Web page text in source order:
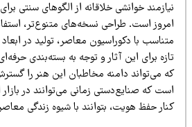
خوانشی خلاقانه از الگوهای سنتی برای
است. طراحی نسخه‌های متنوع‌تر، استفاده
با دکوراسیون معاصر، تولید در ابعاد
برای این آثار و توجه به بسته‌بندی حرفه‌ای،
می‌تواند دامنه مخاطبان این هنر را گسترش
که صنایع‌دستی زمانی می‌توانند در بازار امروز
حفظ هویت، بتوانند با شیوه زندگی معاصر نیز